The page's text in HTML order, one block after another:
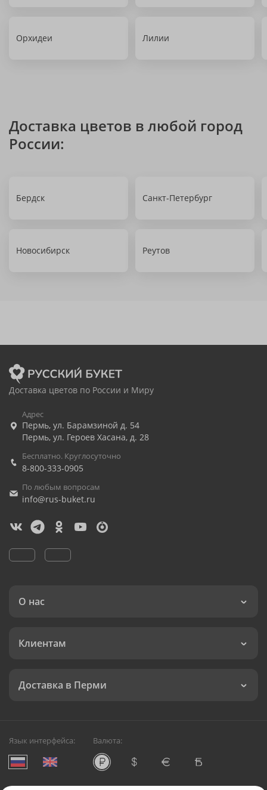
Орхидеи Лилии
Доставка цветов в любой город
России:
Бердск Санкт-Петербург
Новосибирск Реутов
Доставка цветов по России и Миру
Адрес
Пермь, ул. Барамзиной д. 54
Пермь, ул. Героев Хасана, д. 28
Бесплатно. Круглосуточно
8-800-333-0905
По любым вопросам
info@rus-buket.ru
О нас
Клиентам
Доставка в Перми
Язык интерфейса: Валюта: